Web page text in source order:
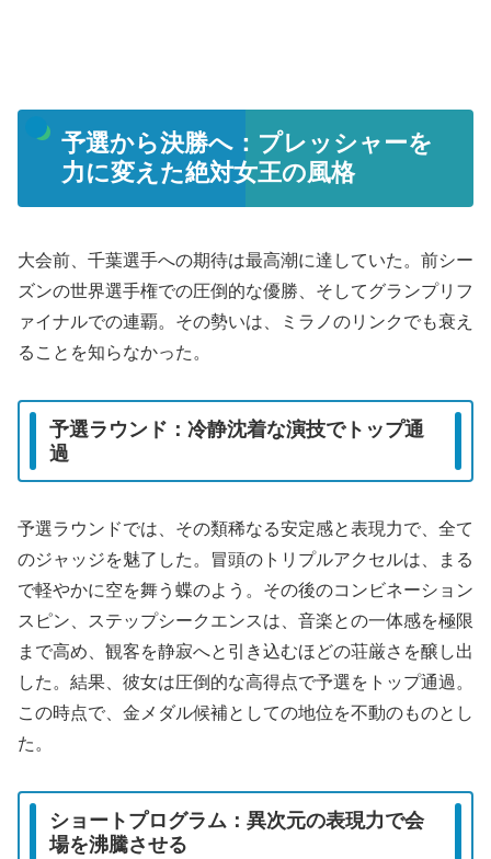
予選から決勝へ：プレッシャーを
力に変えた絶対女王の風格
大会前、千葉選手への期待は最高潮に達していた。前シー
ズンの世界選手権での圧倒的な優勝、そしてグランプリフ
ァイナルでの連覇。その勢いは、ミラノのリンクでも衰え
ることを知らなかった。
予選ラウンド：冷静沈着な演技でトップ通
過
予選ラウンドでは、その類稀なる安定感と表現力で、全て
のジャッジを魅了した。冒頭のトリプルアクセルは、まる
で軽やかに空を舞う蝶のよう。その後のコンビネーション
スピン、ステップシークエンスは、音楽との一体感を極限
まで高め、観客を静寂へと引き込むほどの荘厳さを醸し出
した。結果、彼女は圧倒的な高得点で予選をトップ通過。
この時点で、金メダル候補としての地位を不動のものとし
た。
ショートプログラム：異次元の表現力で会
場を沸騰させる